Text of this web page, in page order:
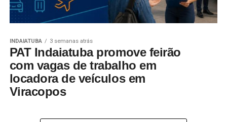
INDAIATUBA 3 semanas atrás
PAT Indaiatuba promove feirão
com vagas de trabalho em
locadora de veículos em
Viracopos